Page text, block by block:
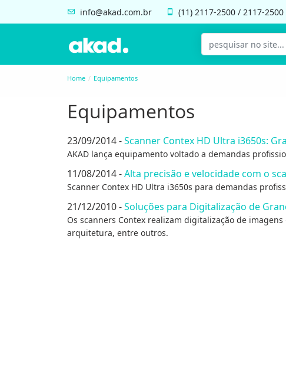
info@akad.com.br (11) 2117-2500 / 2117-2500
Home Equipamentos
Equipamentos
23/09/2014 -Scanner Contex HD Ultra i3650s:
AKAD lança equipamento voltado a demandas
11/08/2014 -Alta precisão e velocidade com o
Scanner Contex HD Ultra i3650s para demandas
21/12/2010 -Soluções para Digitalização de
Os scanners Contex realizam digitalização de
arquitetura, entre outros.